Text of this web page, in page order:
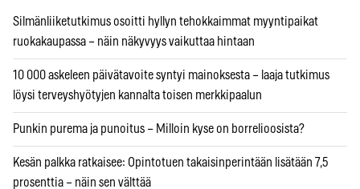
Silmänliiketutkimus osoitti hyllyn tehokkaimmat myyntipaikat
ruokakaupassa – näin näkyvyys vaikuttaa hintaan
10 000 askeleen päivätavoite syntyi mainoksesta – laaja tutkimus
löysi terveyshyötyjen kannalta toisen merkkipaalun
Punkin purema ja punoitus – Milloin kyse on borrelioosista?
Kesän palkka ratkaisee: Opintotuen takaisinperintään lisätään 7,5
prosenttia – näin sen välttää